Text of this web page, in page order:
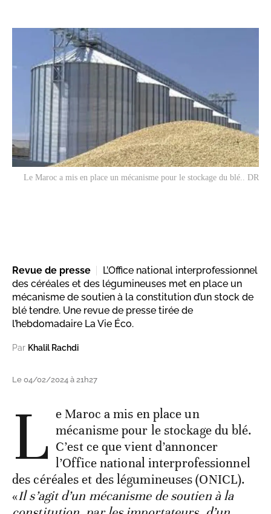
Le Maroc a mis en place un mécanisme pour le stockage du blé.. DR
Revue de presse
L’Office national interprofessionnel
des céréales et des légumineuses met en place un
mécanisme de soutien à la constitution d’un stock de
blé tendre. Une revue de presse tirée de
l’hebdomadaire La Vie Éco.
Par Khalil Rachdi
Le 04/02/2024 à 21h27
L e Maroc a mis en place un
mécanisme pour le stockage du blé.
C’est ce que vient d’annoncer
l’Office national interprofessionnel
des céréales et des légumineuses (ONICL).
«Il s’agit d’un mécanisme de soutien à la